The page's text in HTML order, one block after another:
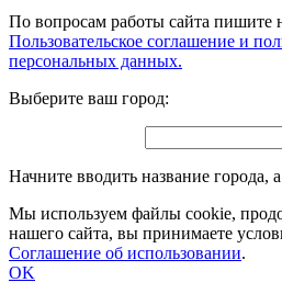
По вопросам работы сайта пишите
Пользовательское соглашение и
персональных данных.
Выберите ваш город:
Начните вводить название города,
Мы используем файлы cookie,
нашего сайта, вы принимаете
Соглашение об использовании.
OK